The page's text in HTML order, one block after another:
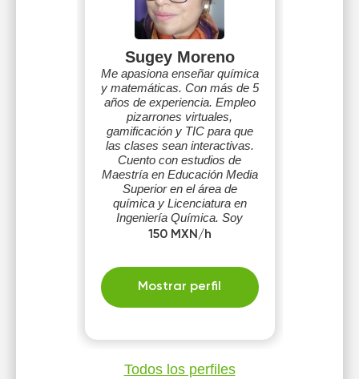
Sugey Moreno
Me apasiona enseñar química
y matemáticas. Con más de 5
años de experiencia. Empleo
pizarrones virtuales,
gamificación y TIC para que
las clases sean interactivas.
Cuento con estudios de
Maestría en Educación Media
Superior en el área de
química y Licenciatura en
Ingeniería Química. Soy
paciente, divertida y me gusta
150 MXN/h
Mostrar perfil
Todos los perfiles